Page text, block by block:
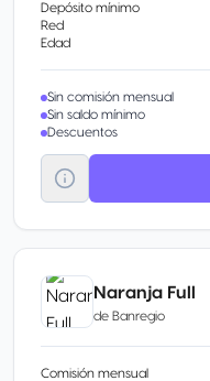
Depósito mínimo
Red
Edad
Sin comisión mensual
Sin saldo mínimo
Descuentos
Naranja Full
de Banregio
Comisión mensual